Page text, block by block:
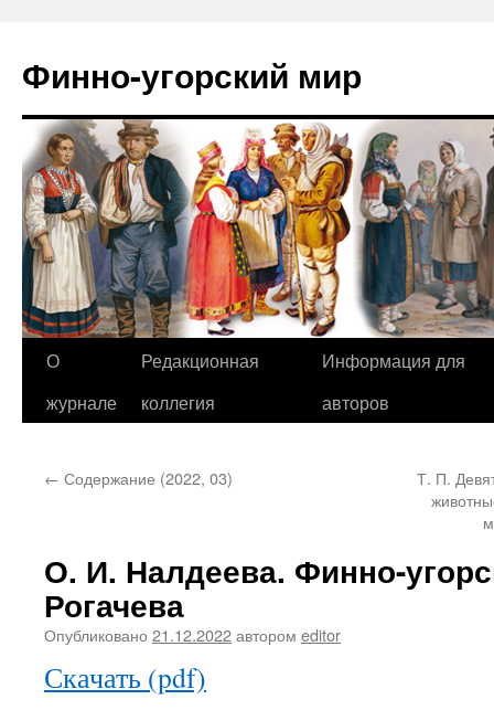
Финно-угорский мир
Перейти
О
журнале
Редакционная
коллегия
Информация для
авторов
← Содержание (2022, 03)
Т. П.
О. И. Налдеева. Финно-
Рогачева
Опубликовано 21.12.2022автором editor
Скачать (pdf)